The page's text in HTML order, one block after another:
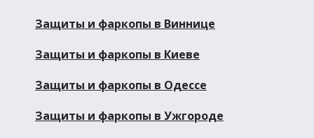
Защиты и фаркопы в Виннице
Защиты и фаркопы в Киеве
Защиты и фаркопы в Одессе
Защиты и фаркопы в Ужгороде